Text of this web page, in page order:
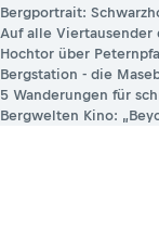
Bergportrait:
Auf alle Viertausender
Hochtor über
Bergstation - die
5 Wanderungen für
Bergwelten Kino: